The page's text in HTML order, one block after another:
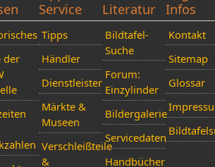
der
Service
Tipps
Händler
Dienstleister
Märkte &
Museen
Verschleißteile
&
Literatur
Bildtafel-
Suche
Forum:
Einzylinder
Bildergalerie
Servicedaten
Handbücher
Infos
Kontakt
Sitemap
Glossar